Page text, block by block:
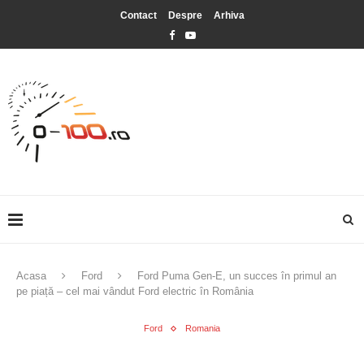
Contact Despre Arhiva
Acasa Ford
Ford Puma Gen-E, un succes în primul an
pe piață – cel mai vândut Ford electric în România
Ford Romania